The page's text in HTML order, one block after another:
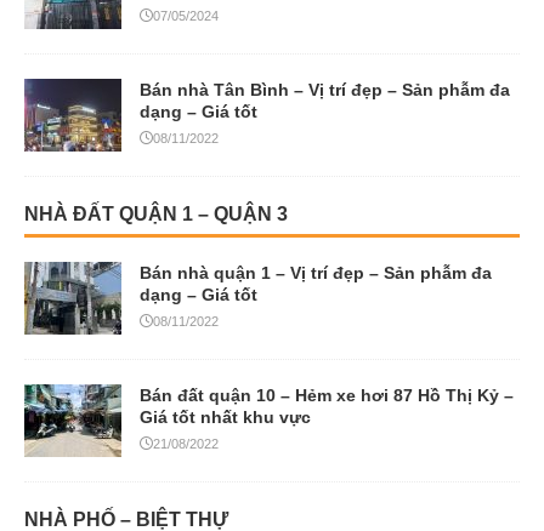
07/05/2024
Bán nhà Tân Bình – Vị trí đẹp – Sản phẫm đa
dạng – Giá tốt
08/11/2022
NHÀ ĐẤT QUẬN 1 – QUẬN 3
Bán nhà quận 1 – Vị trí đẹp – Sản phẫm đa
dạng – Giá tốt
08/11/2022
Bán đất quận 10 – Hẻm xe hơi 87 Hồ Thị Kỷ –
Giá tốt nhất khu vực
21/08/2022
NHÀ PHỐ – BIỆT THỰ